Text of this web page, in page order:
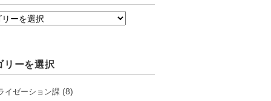
リーを選択
イゼーション課 (8)